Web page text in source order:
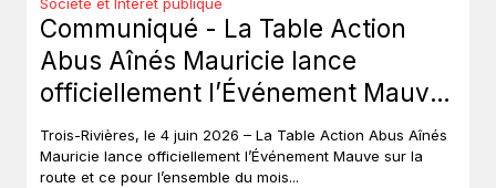
Communiqué - La Table Action
Abus Aînés Mauricie lance
officiellement l’Événement Mauve
sur la route.
Trois-Rivières, le 4 juin 2026 – La Table Action Abus Aînés
Mauricie lance officiellement l’Événement Mauve sur la
route et ce pour l’ensemble du mois...